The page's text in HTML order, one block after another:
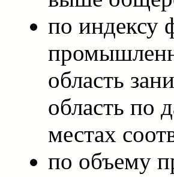
по индексу
область
область по
местах
по объему